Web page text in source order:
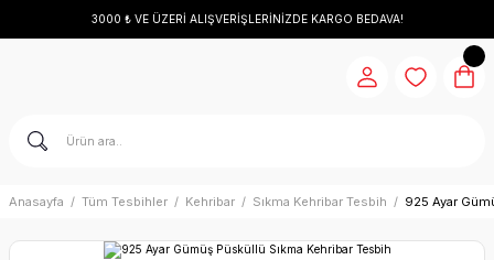
3000 ₺ VE ÜZERİ ALIŞVERİŞLERİNİZDE KARGO BEDAVA!
Anasayfa Tüm Tesbihler Kehribar Sıkma Kehribar Tesbih 925 Ayar